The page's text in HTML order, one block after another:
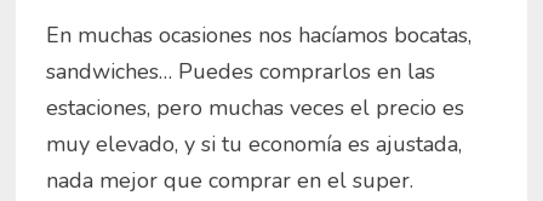
En muchas ocasiones nos hacíamos bocatas,
sandwiches… Puedes comprarlos en las
estaciones, pero muchas veces el precio es
muy elevado, y si tu economía es ajustada,
nada mejor que comprar en el super.